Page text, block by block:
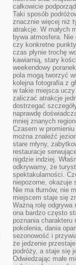
całkowicie
Taki sposób
znacznie więcej niż
atrakcje. W małych
bywa atmosfera.
czy konkretne
czas płynie trochę
kawiarnią, stary
weekendowy
pola mogą tworzyć
kolejna fotografia z
w takie miejsca
zaliczać atrakcje
dostrzegać
naprawdę
mniej znanych
Czasem w
można znaleźć
stare młyny,
restauracje
nigdzie indziej.
odkrywamy, że
spektakularności.
niepozorne, okazuje
Nie ma tłumów, nie
miejscem staje się
Ważną rolę odgrywa
ona bardzo często
poznania charakteru
pokolenia, dania
sezonowość i
że jedzenie
podróży, a staje się
Odwiedzając małe